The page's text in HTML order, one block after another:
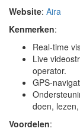
Website: Aira
Kenmerken:
Real-time
Live
operator.
GPS-
doen,
Voordelen: